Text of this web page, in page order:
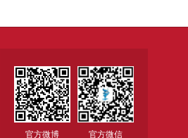
官方微博 官方微信